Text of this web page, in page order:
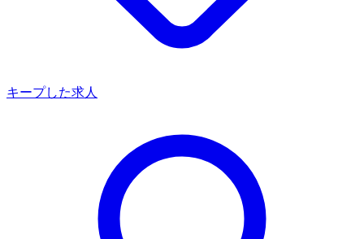
キープした求人